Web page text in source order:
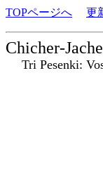
TOPページへ 更
Chicher-
Tri Pesenki: